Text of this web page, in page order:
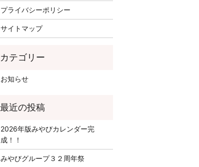
プライバシーポリシー
サイトマップ
お知らせ
2026年版みやびカレンダー完
成！！
みやびグループ３２周年祭